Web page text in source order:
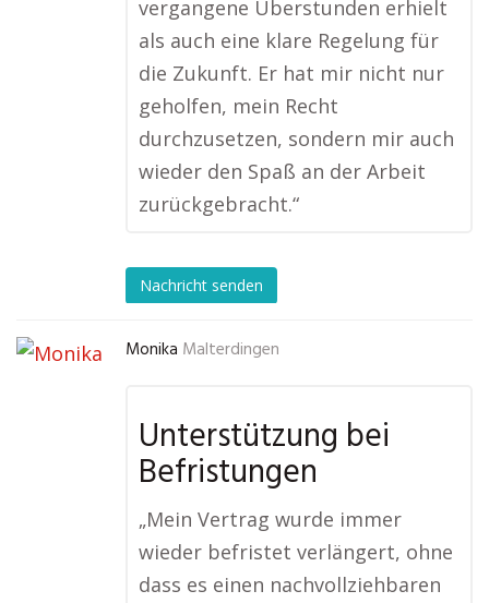
vergangene Überstunden erhielt
als auch eine klare Regelung für
die Zukunft. Er hat mir nicht nur
geholfen, mein Recht
durchzusetzen, sondern mir auch
wieder den Spaß an der Arbeit
zurückgebracht.“
Nachricht senden
Monika Malterdingen
Unterstützung bei
Befristungen
„Mein Vertrag wurde immer
wieder befristet verlängert, ohne
dass es einen nachvollziehbaren